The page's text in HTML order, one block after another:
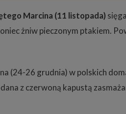
Marcina (11 listopada)
żniw pieczonym ptakiem.
(24-26 grudnia) w polskich
z czerwoną kapustą